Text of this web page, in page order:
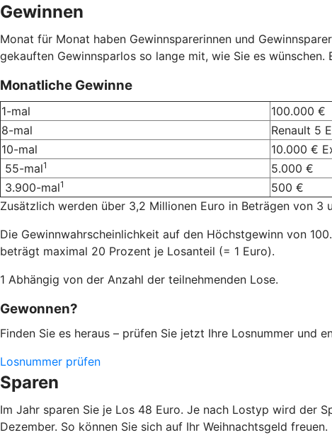
Gewinnen
Monat für Monat haben Gewinnsparerinnen und
gekauften Gewinnsparlos so lange mit, wie Sie es
Monatliche Gewinne
1-mal
100.000 €
8-mal
Renault 5
10-mal
10.000 €
55-mal1
5.000 €
3.900-mal1
500 €
Zusätzlich werden über 3,2 Millionen Euro in Beträgen von 3
Die Gewinnwahrscheinlichkeit auf den Höchstgewinn von
beträgt maximal 20 Prozent je Losanteil (= 1 Euro).
1 Abhängig von der Anzahl der teilnehmenden Lose.
Gewonnen?
Finden Sie es heraus – prüfen Sie jetzt Ihre Losnummer und
Losnummer prüfen
Sparen
Im Jahr sparen Sie je Los 48 Euro. Je nach Lostyp wird der
Dezember. So können Sie sich auf Ihr Weihnachtsgeld freuen.